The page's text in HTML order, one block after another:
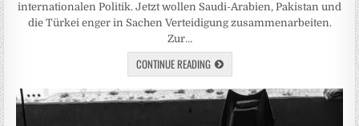
internationalen Politik. Jetzt wollen Saudi-Arabien, Pakistan und
die Türkei enger in Sachen Verteidigung zusammenarbeiten.
Zur…
CONTINUE READING